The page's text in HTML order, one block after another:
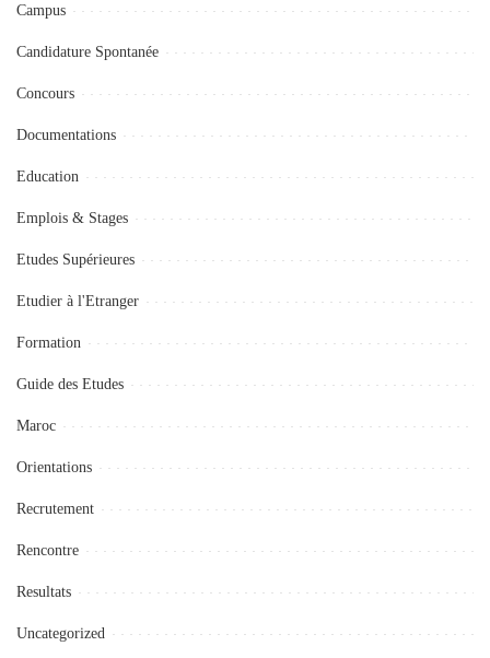
Campus
Candidature Spontanée
Concours
Documentations
Education
Emplois & Stages
Etudes Supérieures
Etudier à l'Etranger
Formation
Guide des Etudes
Maroc
Orientations
Recrutement
Rencontre
Resultats
Uncategorized